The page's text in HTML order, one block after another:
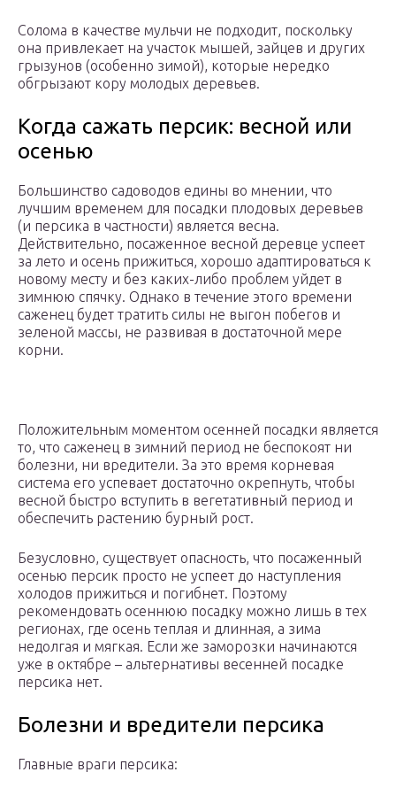
Солома в качестве мульчи не подходит, поскольку
она привлекает на участок мышей, зайцев и других
грызунов (особенно зимой), которые нередко
обгрызают кору молодых деревьев.
Когда сажать персик: весной или
осенью
Большинство садоводов едины во мнении, что
лучшим временем для посадки плодовых деревьев
(и персика в частности) является весна.
Действительно, посаженное весной деревце успеет
за лето и осень прижиться, хорошо адаптироваться к
новому месту и без каких-либо проблем уйдет в
зимнюю спячку. Однако в течение этого времени
саженец будет тратить силы не выгон побегов и
зеленой массы, не развивая в достаточной мере
корни.
Положительным моментом осенней посадки является
то, что саженец в зимний период не беспокоят ни
болезни, ни вредители. За это время корневая
система его успевает достаточно окрепнуть, чтобы
весной быстро вступить в вегетативный период и
обеспечить растению бурный рост.
Безусловно, существует опасность, что посаженный
осенью персик просто не успеет до наступления
холодов прижиться и погибнет. Поэтому
рекомендовать осеннюю посадку можно лишь в тех
регионах, где осень теплая и длинная, а зима
недолгая и мягкая. Если же заморозки начинаются
уже в октябре – альтернативы весенней посадке
персика нет.
Болезни и вредители персика
Главные враги персика: